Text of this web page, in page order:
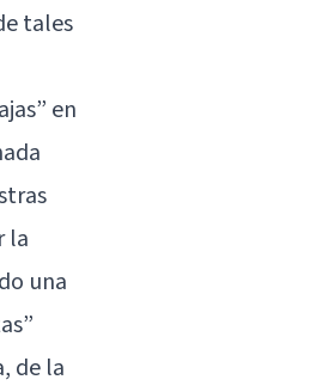
tales
en
la
una
de la